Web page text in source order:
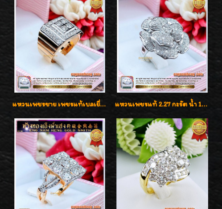
แหวนเพชรชาย เพชรแท้เบลเยี่ยมคัท น้ำ100% D-Color/VVS 2.46 กะรัต แหวนเพชรแท้ 2.27 กะรัต น้ำ 100% เบลเยี่ยมคัท ลวดลายดอกกุหลาบหรู